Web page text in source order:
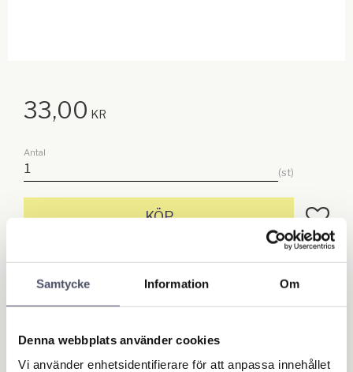
Samtycke Information Om
Denna webbplats använder cookies
Vi använder enhetsidentifierare för att anpassa innehållet
33,00 KR
Antal
st
KÖP Lägg
Lagerstatus
I lager
Artikelnr
9250